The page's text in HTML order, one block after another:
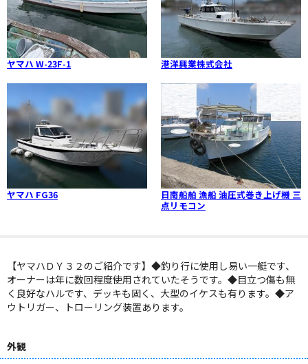
ヤマハ W-23F-1 港洋興業株式会社
ヤマハ FG36
日南船舶 漁船 油圧式巻き上げ機 三
点リモコン
【ヤマハＤＹ３２のご紹介です】◆釣り行に使用し易い一艇です、
オーナーは年に数回程度使用されていたそうです。◆目立つ傷も無
く良好なハルです、デッキも固く、大型のイケスも有ります。◆ア
ウトリガー、トローリング装置あります。
外観